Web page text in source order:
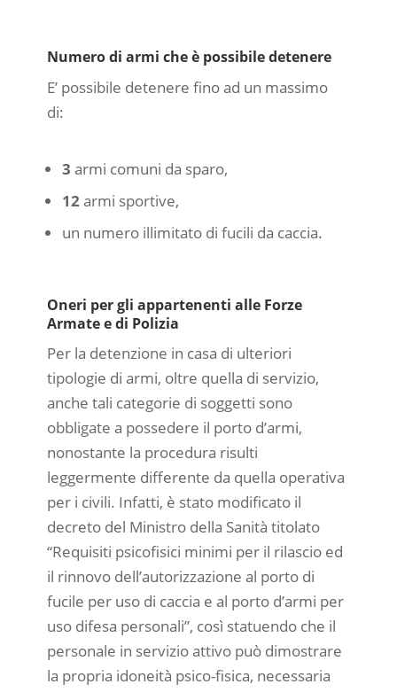
Numero di armi che è possibile detenere
E’ possibile detenere fino ad un massimo
di:
3 armi comuni da sparo,
12armi sportive,
un numero illimitato di fucili da caccia.
Oneri per gli appartenenti alle Forze
Armate e di Polizia
Per la detenzione in casa di ulteriori
tipologie di armi, oltre quella di servizio,
anche tali categorie di soggetti sono
obbligate a possedere il porto d’armi,
nonostante la procedura risulti
leggermente differente da quella operativa
per i civili. Infatti, è stato modificato il
decreto del Ministro della Sanità titolato
“Requisiti psicofisici minimi per il rilascio ed
il rinnovo dell’autorizzazione al porto di
fucile per uso di caccia e al porto d’armi per
uso difesa personali”, così statuendo che il
personale in servizio attivo può dimostrare
la propria idoneità psico-fisica, necessaria